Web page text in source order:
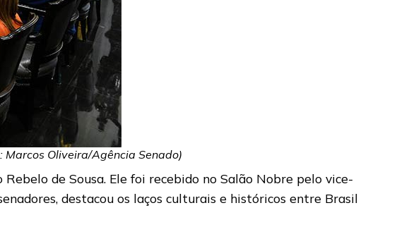
Marcos Oliveira/Agência Senado)
de Sousa. Ele foi recebido no Salão Nobre pelo vice-
destacou os laços culturais e históricos entre Brasil